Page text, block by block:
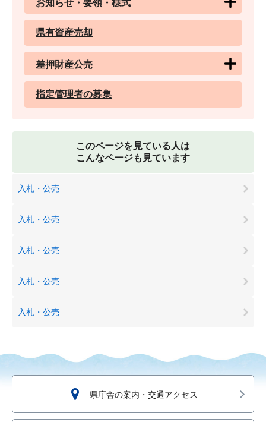
お知らせ・要領・様式
県有資産売却
差押財産公売
指定管理者の募集
このページを見ている人は
こんなページも見ています
入札・公売
入札・公売
入札・公売
入札・公売
入札・公売
県庁舎の案内・交通アクセス